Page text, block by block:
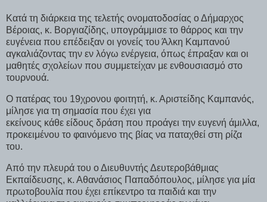
Κατά τη διάρκεια της τελετής ονοματοδοσίας ο Δήμαρχος
Βέροιας, κ. Βοργιαζίδης, υπογράμμισε το θάρρος και την
ευγένεια που επέδειξαν οι γονείς του Άλκη Καμπανού
αγκαλιάζοντας την εν λόγω ενέργεια, όπως έπραξαν και οι
μαθητές σχολείων που συμμετείχαν με ενθουσιασμό στο
τουρνουά.
Ο πατέρας του 19χρονου φοιτητή, κ. Αριστείδης Καμπανός,
μίλησε για τη σημασία που έχει για
εκείνους κάθε είδους δράση που προάγει την ευγενή άμιλλα,
προκειμένου το φαινόμενο της βίας να παταχθεί στη ρίζα
του.
Από την πλευρά του ο Διευθυντής Δευτεροβάθμιας
Εκπαίδευσης, κ. Αθανάσιος Παπαδόπουλος, μίλησε για μία
πρωτοβουλία που έχει επίκεντρο τα παιδιά και την